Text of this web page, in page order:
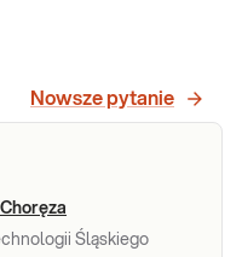
Nowsze pytanie
Śląskiego